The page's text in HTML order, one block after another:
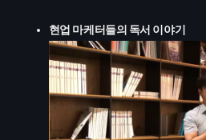
현업 마케터들의 독서 이야기